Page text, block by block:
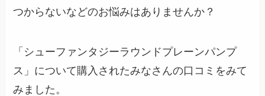
つからないなどのお悩みはありませんか？
「シューファンタジーラウンドプレーンパンプ
ス」について購入されたみなさんの口コミをみて
みました。